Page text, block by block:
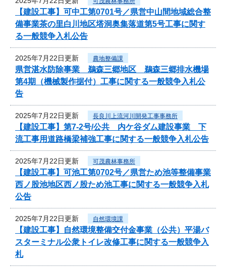
【建設工事】可中工第0701号／県営中山間地域総合整
備事業茶の里白川地区塔洞奥集落道第5号工事に関す
る一般競争入札公告
2025年7月22日更新 農地整備課
県営湛水防除事業 鵜森三郷地区 鵜森三郷排水機場
第4期（機械製作据付）工事に関する一般競争入札公
告
2025年7月22日更新 長良川上流河川開発工事事務所
【建設工事】第7-2号/公共 内ケ谷ダム建設事業 下
流工事用道路橋梁補強工事に関する一般競争入札公告
2025年7月22日更新 可茂農林事務所
【建設工事】可池工第0702号／県営ため池等整備事業
西ノ股池地区西ノ股ため池工事に関する一般競争入札
公告
2025年7月22日更新 自然環境課
【建設工事】自然環境整備交付金事業（公共）平湯バ
スターミナル公衆トイレ改修工事に関する一般競争入
札